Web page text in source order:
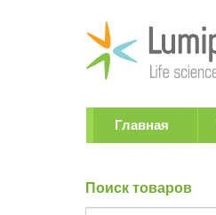
Главная
Поиск товаров